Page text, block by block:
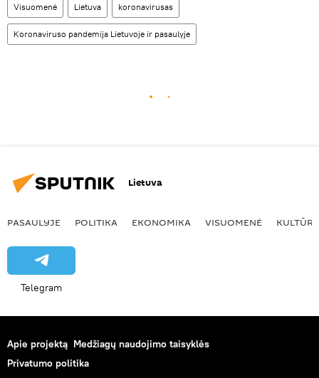
Visuomenė Lietuva koronavirusas
Koronaviruso pandemija Lietuvoje ir pasaulyje
Lietuva
PASAULYJE POLITIKA EKONOMIKA VISUOMENĖ KULTŪRA
Telegram
Apie projektą Medžiagų naudojimo taisyklės
Privatumo politika